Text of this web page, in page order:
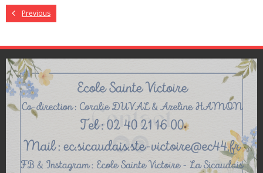
Previous